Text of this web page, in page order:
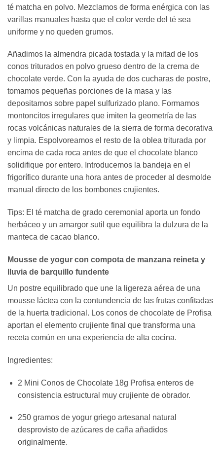
té matcha en polvo. Mezclamos de forma enérgica con las
varillas manuales hasta que el color verde del té sea
uniforme y no queden grumos.
Añadimos la almendra picada tostada y la mitad de los
conos triturados en polvo grueso dentro de la crema de
chocolate verde. Con la ayuda de dos cucharas de postre,
tomamos pequeñas porciones de la masa y las
depositamos sobre papel sulfurizado plano. Formamos
montoncitos irregulares que imiten la geometría de las
rocas volcánicas naturales de la sierra de forma decorativa
y limpia. Espolvoreamos el resto de la oblea triturada por
encima de cada roca antes de que el chocolate blanco
solidifique por entero. Introducemos la bandeja en el
frigorífico durante una hora antes de proceder al desmolde
manual directo de los bombones crujientes.
Tips: El té matcha de grado ceremonial aporta un fondo
herbáceo y un amargor sutil que equilibra la dulzura de la
manteca de cacao blanco.
Mousse de yogur con compota de manzana reineta y
lluvia de barquillo fundente
Un postre equilibrado que une la ligereza aérea de una
mousse láctea con la contundencia de las frutas confitadas
de la huerta tradicional. Los conos de chocolate de Profisa
aportan el elemento crujiente final que transforma una
receta común en una experiencia de alta cocina.
Ingredientes:
2 Mini Conos de Chocolate 18g Profisa enteros de
consistencia estructural muy crujiente de obrador.
250 gramos de yogur griego artesanal natural
desprovisto de azúcares de caña añadidos
originalmente.